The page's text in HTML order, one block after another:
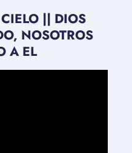
|| DIOS
NOSOTROS
A EL